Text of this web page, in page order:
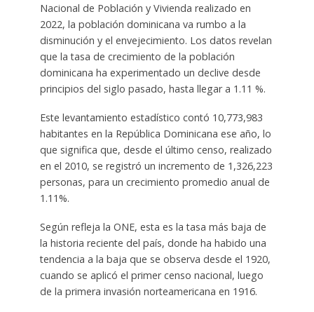
Nacional de Población y Vivienda realizado en
2022, la población dominicana va rumbo a la
disminución y el envejecimiento. Los datos revelan
que la tasa de crecimiento de la población
dominicana ha experimentado un declive desde
principios del siglo pasado, hasta llegar a 1.11 %.
Este levantamiento estadístico contó 10,773,983
habitantes en la República Dominicana ese año, lo
que significa que, desde el último censo, realizado
en el 2010, se registró un incremento de 1,326,223
personas, para un crecimiento promedio anual de
1.11%.
Según refleja la ONE, esta es la tasa más baja de
la historia reciente del país, donde ha habido una
tendencia a la baja que se observa desde el 1920,
cuando se aplicó el primer censo nacional, luego
de la primera invasión norteamericana en 1916.